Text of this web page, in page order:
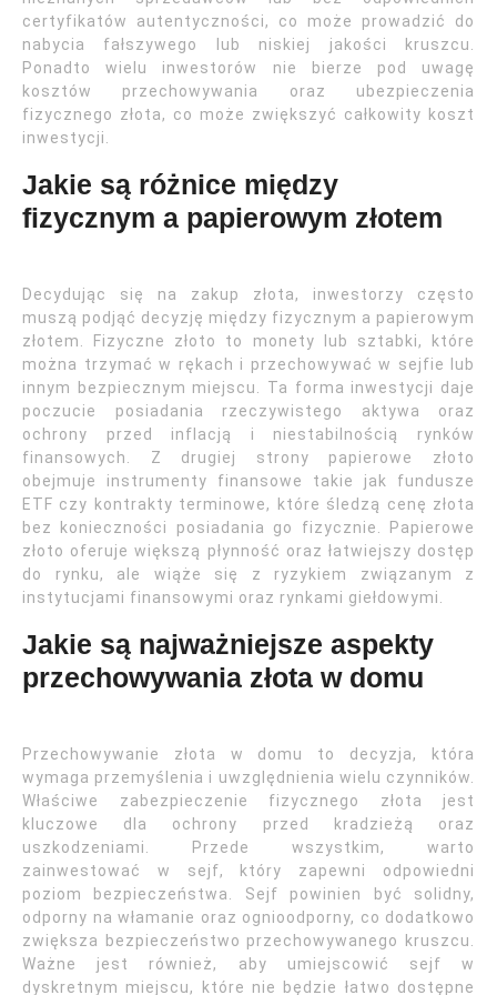
certyfikatów autentyczności, co może prowadzić do
nabycia fałszywego lub niskiej jakości kruszcu.
Ponadto wielu inwestorów nie bierze pod uwagę
kosztów przechowywania oraz ubezpieczenia
fizycznego złota, co może zwiększyć całkowity koszt
inwestycji.
Jakie są różnice między
fizycznym a papierowym złotem
Decydując się na zakup złota, inwestorzy często
muszą podjąć decyzję między fizycznym a papierowym
złotem. Fizyczne złoto to monety lub sztabki, które
można trzymać w rękach i przechowywać w sejfie lub
innym bezpiecznym miejscu. Ta forma inwestycji daje
poczucie posiadania rzeczywistego aktywa oraz
ochrony przed inflacją i niestabilnością rynków
finansowych. Z drugiej strony papierowe złoto
obejmuje instrumenty finansowe takie jak fundusze
ETF czy kontrakty terminowe, które śledzą cenę złota
bez konieczności posiadania go fizycznie. Papierowe
złoto oferuje większą płynność oraz łatwiejszy dostęp
do rynku, ale wiąże się z ryzykiem związanym z
instytucjami finansowymi oraz rynkami giełdowymi.
Jakie są najważniejsze aspekty
przechowywania złota w domu
Przechowywanie złota w domu to decyzja, która
wymaga przemyślenia i uwzględnienia wielu czynników.
Właściwe zabezpieczenie fizycznego złota jest
kluczowe dla ochrony przed kradzieżą oraz
uszkodzeniami. Przede wszystkim, warto
zainwestować w sejf, który zapewni odpowiedni
poziom bezpieczeństwa. Sejf powinien być solidny,
odporny na włamanie oraz ognioodporny, co dodatkowo
zwiększa bezpieczeństwo przechowywanego kruszcu.
Ważne jest również, aby umiejscowić sejf w
dyskretnym miejscu, które nie będzie łatwo dostępne